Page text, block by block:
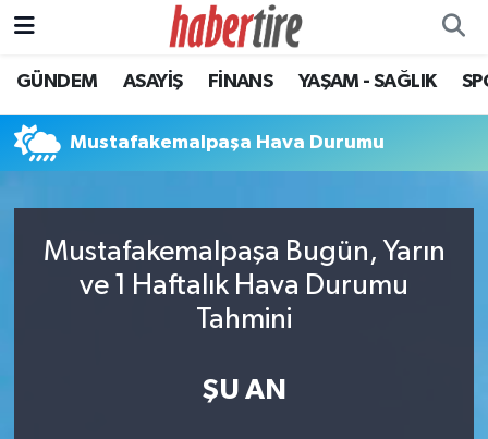
GÜNDEM ASAYİŞ FİNANS YAŞAM - SAĞLIK
Mustafakemalpaşa Hava Durumu
Mustafakemalpaşa Bugün, Yarın
ve 1 Haftalık Hava Durumu
Tahmini
ŞU AN
Tire Nöbetçi Eczaneler
Tire Hava Durumu
Süper Lig Puan Durumu ve Fikstür